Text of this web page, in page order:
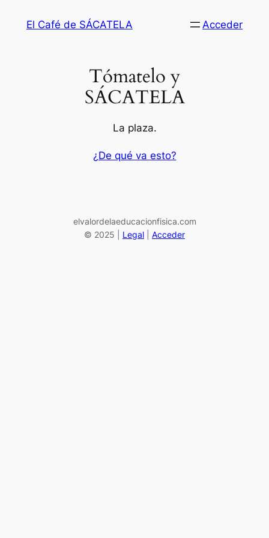
El Café de SÁCATELA Acceder
Tómatelo y
SÁCATELA
La plaza.
¿De qué va esto?
elvalordelaeducacionfisica.com
© 2025 | Legal Acceder